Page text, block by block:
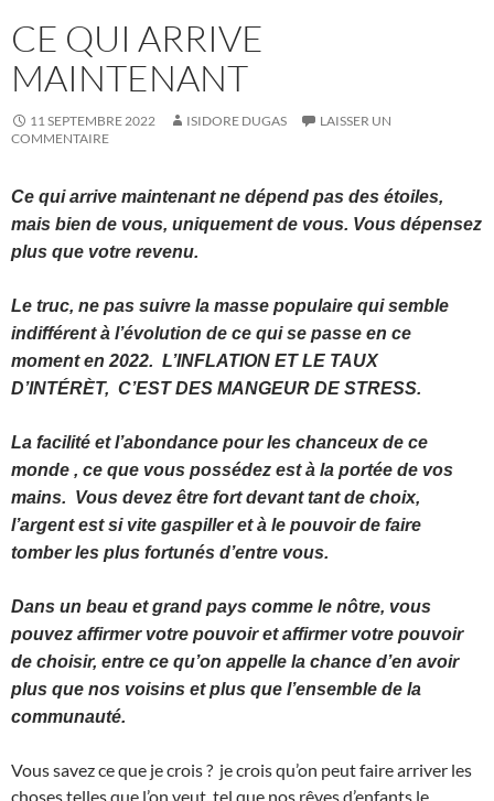
CE QUI ARRIVE
MAINTENANT
11 SEPTEMBRE 2022 ISIDORE DUGAS
LAISSER UN
COMMENTAIRE
Ce qui arrive maintenant ne dépend pas des étoiles,
mais bien de vous, uniquement de vous. Vous dépensez
plus que votre revenu.
Le truc, ne pas suivre la masse populaire qui semble
indifférent à l’évolution de ce qui se passe en ce
moment en 2022. L’INFLATION ET LE TAUX
D’INTÉRÈT, C’EST DES MANGEUR DE STRESS.
La facilité et l’abondance pour les chanceux de ce
monde , ce que vous possédez est à la portée de vos
mains. Vous devez être fort devant tant de choix,
l’argent est si vite gaspiller et à le pouvoir de faire
tomber les plus fortunés d’entre vous.
Dans un beau et grand pays comme le nôtre, vous
pouvez affirmer votre pouvoir et affirmer votre pouvoir
de choisir, entre ce qu’on appelle la chance d’en avoir
plus que nos voisins et plus que l’ensemble de la
communauté.
Vous savez ce que je crois ? je crois qu’on peut faire arriver les
choses telles que l’on veut, tel que nos rêves d’enfants le